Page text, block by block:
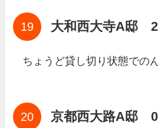
大和西大寺A邸
ちょうど貸し切り状態での
京都西大路A邸